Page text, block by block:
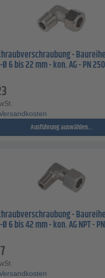
-
6 bis 22 mm - kon. AG - PN
Ausführung auswählen...
-
6 bis 42 mm - kon. AG NPT -